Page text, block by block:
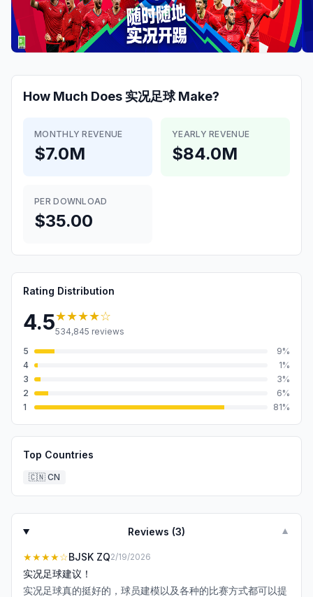
How Much Does 实况足球Make?
MONTHLY REVENUE
$7.0M
YEARLY REVENUE
$84.0M
PER DOWNLOAD
$35.00
Rating Distribution
4.5★★★★☆
534,845 reviews
5
9%
4
1%
3
3%
2
6%
1
81%
Top Countries
🇨🇳 CN
Reviews (3) ▼
★★★★☆BJSK ZQ2/19/2026
实况足球建议！
实况足球真的挺好的，球员建模以及各种的比赛方式都可以提